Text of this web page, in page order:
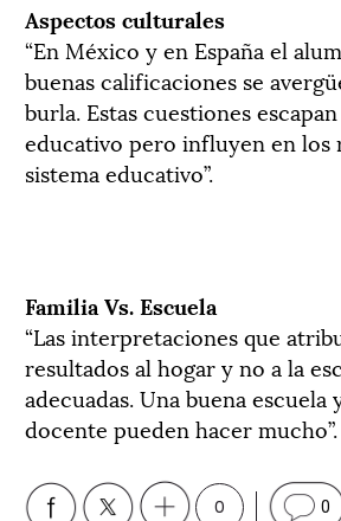
Aspectos culturales
“En México y en España el
buenas calificaciones se
burla. Estas cuestiones
educativo pero influyen en los
sistema educativo”.
Familia Vs. Escuela
“Las interpretaciones que
resultados al hogar y no a la
adecuadas. Una buena escuela
docente pueden hacer mucho”.
0 0